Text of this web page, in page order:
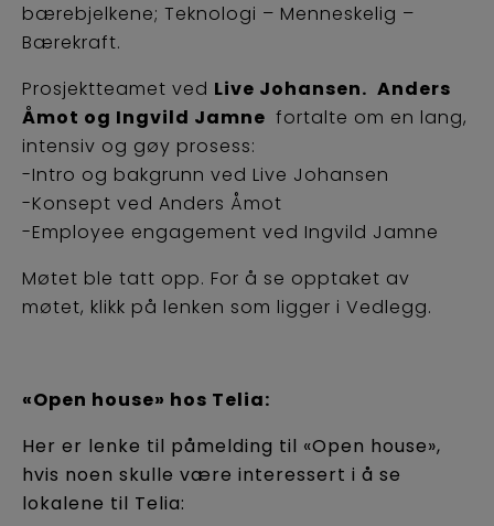
bærebjelkene; Teknologi – Menneskelig –
Bærekraft.
Prosjektteamet ved Live Johansen. Anders
Åmot og Ingvild Jamne fortalte om en lang,
intensiv og gøy prosess:
-Intro og bakgrunn ved Live Johansen
-Konsept ved Anders Åmot
-Employee engagement ved Ingvild Jamne
Møtet ble tatt opp. For å se opptaket av
møtet, klikk på lenken som ligger i Vedlegg.
«Open house» hos Telia:
Her er lenke til påmelding til «Open house»,
hvis noen skulle være interessert i å se
lokalene til Telia: